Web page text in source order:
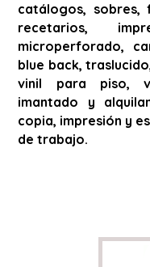
catálogos, sobres,
recetarios,
microperforado,
blue back,
vinil para piso,
imantado y
copia, impresión y
de trabajo.